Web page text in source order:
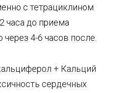
с тетрациклином
часа до приема
через 4-6 часов после.
+ Кальций
сердечных